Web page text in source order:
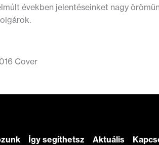
években jelentéseinket nagy
Így segíthetsz Aktuális